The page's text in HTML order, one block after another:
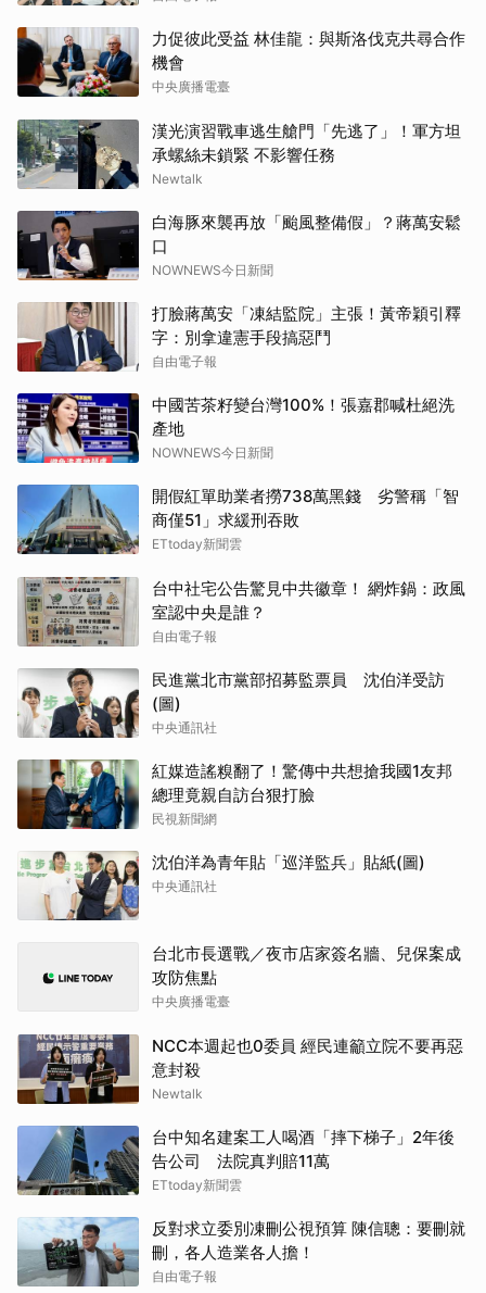
力促彼此受益 林佳龍：與斯洛伐克共尋合作
機會
中央廣播電臺
漢光演習戰車逃生艙門「先逃了」！軍方坦
承螺絲未鎖緊 不影響任務
Newtalk
白海豚來襲再放「颱風整備假」？蔣萬安鬆
口
NOWNEWS今日新聞
打臉蔣萬安「凍結監院」主張！黃帝穎引釋
字：別拿違憲手段搞惡鬥
自由電子報
中國苦茶籽變台灣100%！張嘉郡喊杜絕洗
產地
NOWNEWS今日新聞
開假紅單助業者撈738萬黑錢 劣警稱「智
商僅51」求緩刑吞敗
ETtoday新聞雲
台中社宅公告驚見中共徽章！ 網炸鍋：政風
室認中央是誰？
自由電子報
民進黨北市黨部招募監票員 沈伯洋受訪
(圖)
中央通訊社
紅媒造謠糗翻了！驚傳中共想搶我國1友邦
總理竟親自訪台狠打臉
民視新聞網
沈伯洋為青年貼「巡洋監兵」貼紙(圖)
中央通訊社
台北市長選戰／夜市店家簽名牆、兒保案成
攻防焦點
中央廣播電臺
NCC本週起也0委員 經民連籲立院不要再惡
意封殺
Newtalk
台中知名建案工人喝酒「摔下梯子」2年後
告公司 法院真判賠11萬
ETtoday新聞雲
反對求立委別凍刪公視預算 陳信聰：要刪就
刪，各人造業各人擔！
自由電子報